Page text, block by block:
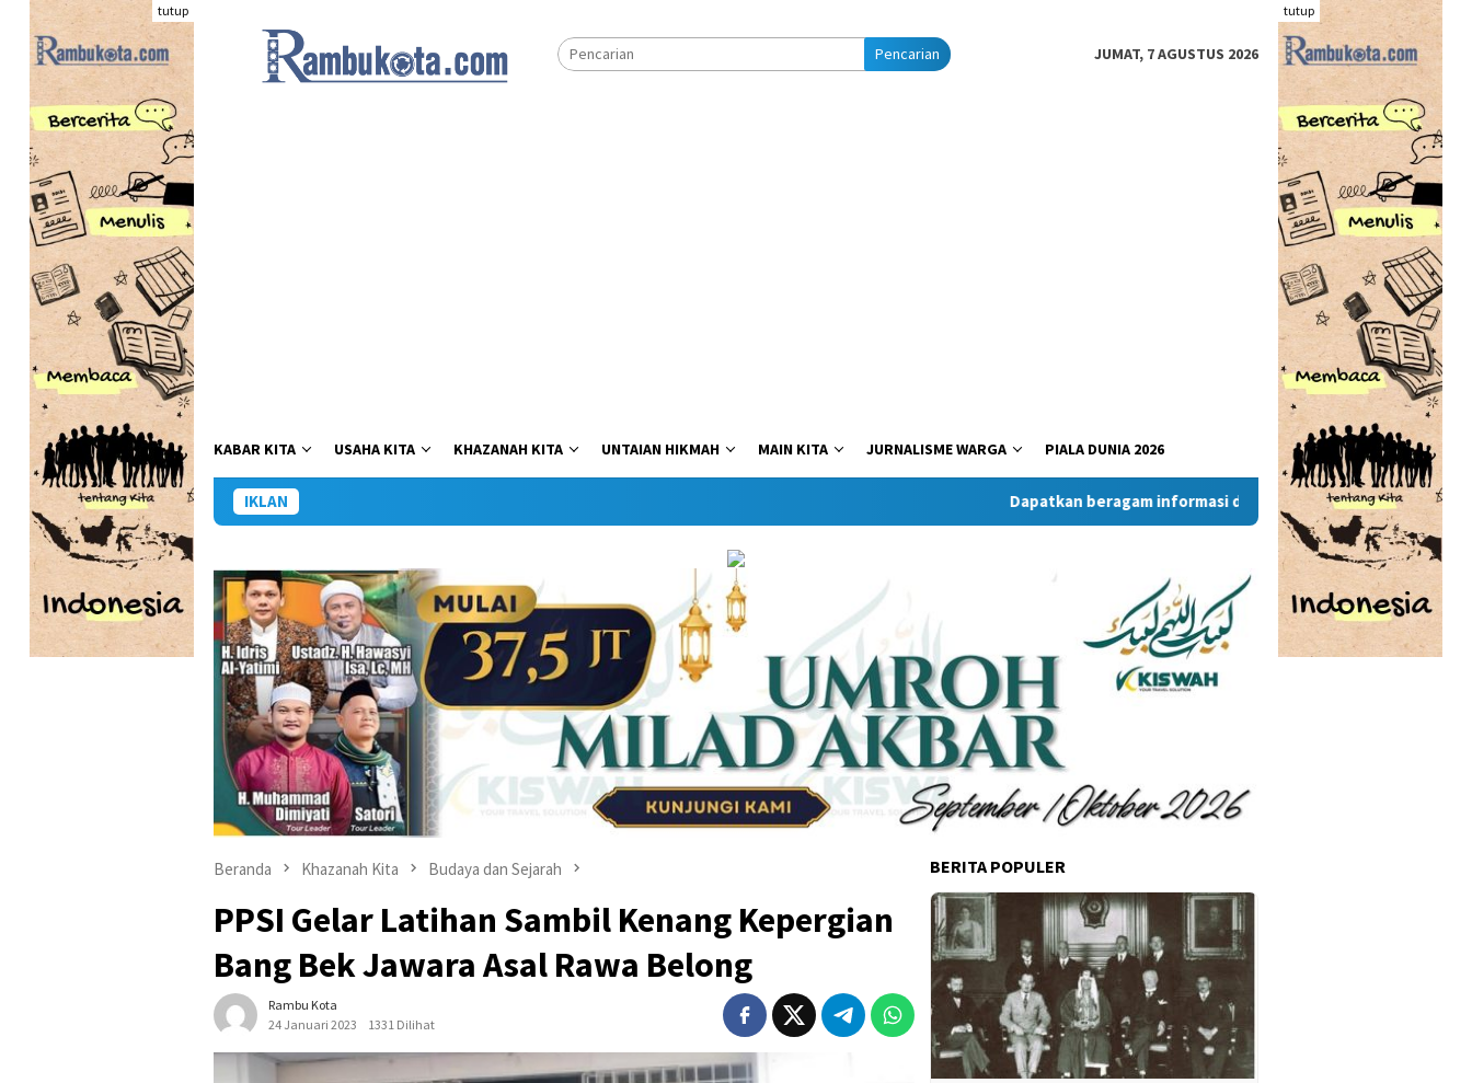
Loncat
konten
tutup tutup
Pencarian JUMAT, 7 AGUSTUS 2026
KABAR KITA USAHA KITA KHAZANAH KITA UNTAIAN HIKMAH MAIN KITA JURNALISME WARGA PIALA DUNIA 2026
IKLAN Dapatkan beragam informasi dan berita menarik dari situs
Beranda Khazanah Kita Budaya dan Sejarah
PPSI Gelar Latihan Sambil Kenang Kepergian
Bang Bek Jawara Asal Rawa Belong
Rambu Kota
24 Januari 2023
1331 Dilihat
BERITA POPULER